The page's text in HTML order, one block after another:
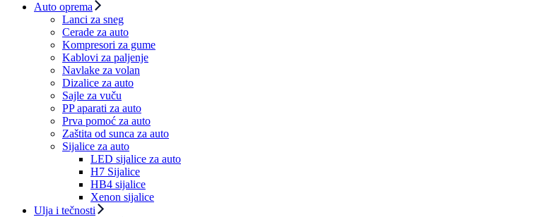
Auto oprema
Lanci za sneg
Cerade za auto
Kompresori za gume
Kablovi za paljenje
Navlake za volan
Dizalice za auto
Sajle za vuču
PP aparati za auto
Prva pomoć za auto
Zaštita od sunca za auto
Sijalice za auto
LED sijalice za auto
H7 Sijalice
HB4 sijalice
Xenon sijalice
Ulja i tečnosti